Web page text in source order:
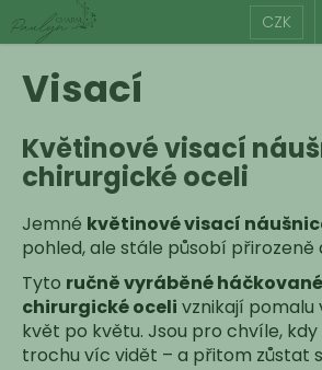
na
obsah
CZK
Visací
Květinové visací
chirurgické oceli
Jemné květinové visací
pohled, ale stále působí přirozeně
Tyto ručně vyráběné
chirurgické oceli vznikají pomalu
květ po květu. Jsou pro chvíle,
trochu víc vidět – a přitom zůstat
K
o
o
p
t
ř
e
b
u